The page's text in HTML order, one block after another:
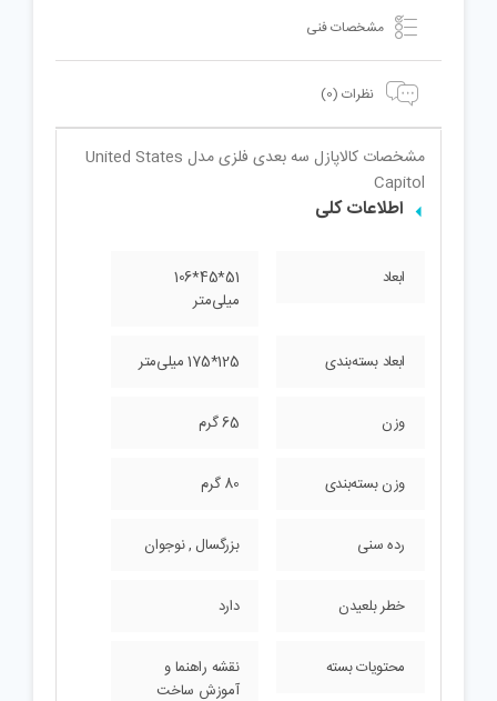
مشخصات فنی
نظرات (0)
مشخصات کالا
پازل سه بعدی فلزی مدل United States
Capitol
اطلاعات کلی
ابعاد
51*45*106
میلی‌متر
ابعاد بسته‌بندی 125*175 میلی‌متر
وزن 65 گرم
وزن بسته‌بندی 80 گرم
رده سنی بزرگسال , نوجوان
خطر بلعیدن دارد
محتویات بسته
نقشه راهنما و
آموزش ساخت